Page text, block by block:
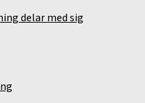
delar med sig